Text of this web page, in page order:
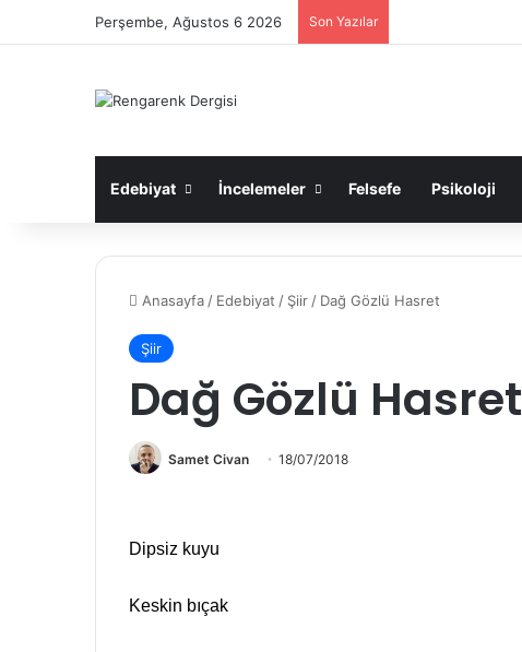
Perşembe, Ağustos 6 2026 Son Yazılar
Edebiyat İncelemeler Felsefe Psikoloji
Anasayfa / Edebiyat / Şiir / Dağ Gözlü Hasret
Şiir
Dağ Gözlü Hasret
Samet Civan 18/07/2018
Dipsiz kuyu
Keskin bıçak